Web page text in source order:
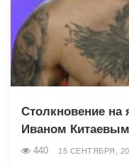
Столкновение на
Иваном
440 15 СЕНТЯБРЯ,